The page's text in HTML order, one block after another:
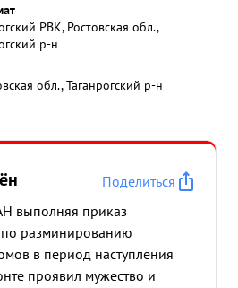
РВК, Ростовская обл.,
р-н
обл., Таганрогский р-н
Поделиться
выполняя приказ
разминированию
в период наступления
проявил мужество и